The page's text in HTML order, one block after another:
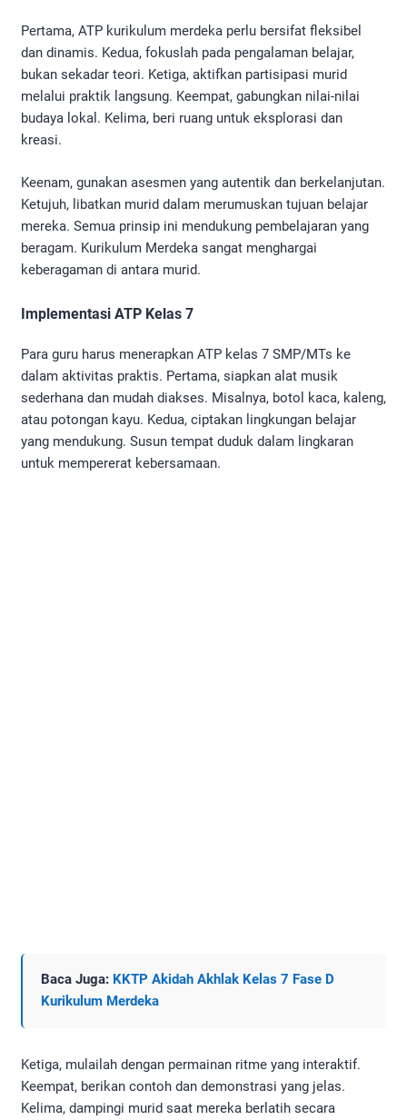
Pertama, ATP kurikulum merdeka perlu bersifat fleksibel
dan dinamis. Kedua, fokuslah pada pengalaman belajar,
bukan sekadar teori. Ketiga, aktifkan partisipasi murid
melalui praktik langsung. Keempat, gabungkan nilai-nilai
budaya lokal. Kelima, beri ruang untuk eksplorasi dan
kreasi.
Keenam, gunakan asesmen yang autentik dan berkelanjutan.
Ketujuh, libatkan murid dalam merumuskan tujuan belajar
mereka. Semua prinsip ini mendukung pembelajaran yang
beragam. Kurikulum Merdeka sangat menghargai
keberagaman di antara murid.
Implementasi ATP Kelas 7
Para guru harus menerapkan ATP kelas 7 SMP/MTs ke
dalam aktivitas praktis. Pertama, siapkan alat musik
sederhana dan mudah diakses. Misalnya, botol kaca, kaleng,
atau potongan kayu. Kedua, ciptakan lingkungan belajar
yang mendukung. Susun tempat duduk dalam lingkaran
untuk mempererat kebersamaan.
Baca Juga: KKTP Akidah Akhlak Kelas 7 Fase D
Kurikulum Merdeka
Ketiga, mulailah dengan permainan ritme yang interaktif.
Keempat, berikan contoh dan demonstrasi yang jelas.
Kelima, dampingi murid saat mereka berlatih secara